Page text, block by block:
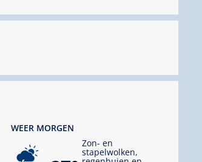
WEER MORGEN
Zon- en
stapelwolken,